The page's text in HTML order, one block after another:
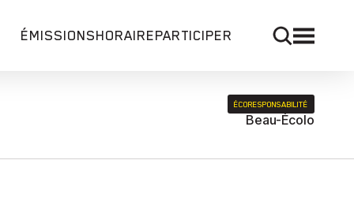
ÉMISSIONSHORAIREPARTICIPER
ÉCORESPONSABILITÉ
Beau-Écolo